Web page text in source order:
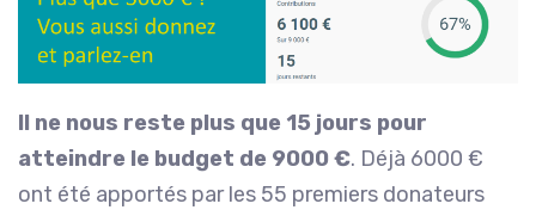
Il ne nous reste plus que 15 jours pour
atteindre le budget de 9000 €. Déjà 6000 €
ont été apportés par les 55 premiers donateurs